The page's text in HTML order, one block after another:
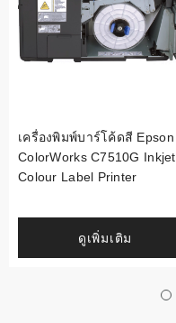
เครื่องพิมพ์บาร์โค้ดสี Epson
ColorWorks C7510G Inkjet
Colour Label Printer
ดูเพิ่มเติม